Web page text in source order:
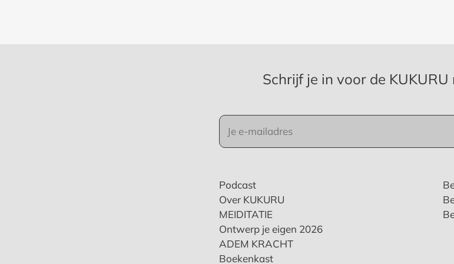
Podcast
Over KUKURU
MEIDITATIE
Ontwerp je eigen 2026
ADEM KRACHT
Boekenkast
Schrijf je in voor de